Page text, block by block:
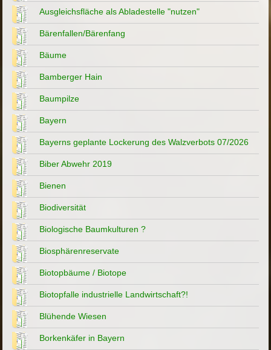
Ausgleichsfläche als Abladestelle "nutzen"
Bärenfallen/Bärenfang
Bäume
Bamberger Hain
Baumpilze
Bayern
Bayerns geplante Lockerung des Walzverbots 07/2026
Biber Abwehr 2019
Bienen
Biodiversität
Biologische Baumkulturen ?
Biosphärenreservate
Biotopbäume / Biotope
Biotopfalle industrielle Landwirtschaft?!
Blühende Wiesen
Borkenkäfer in Bayern